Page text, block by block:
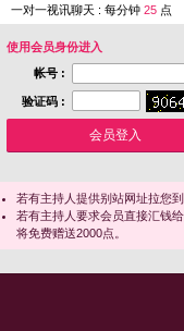
一对一视讯聊天 : 每分钟 25 点
使用会员身份进入
帐号 :
验证码 :
若有主持人提供别站网址拉您
若有主持人要求会员直接汇钱
将免费赠送2000点。